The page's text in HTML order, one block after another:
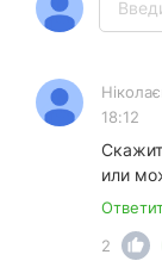
18:12
или
2